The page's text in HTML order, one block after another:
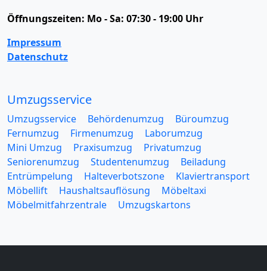
Öffnungszeiten: Mo - Sa: 07:30 - 19:00 Uhr
Impressum
Datenschutz
Umzugsservice
Umzugsservice Behördenumzug
Büroumzug
Fernumzug
Firmenumzug
Laborumzug
Mini Umzug
Praxisumzug
Privatumzug
Seniorenumzug
Studentenumzug
Beiladung
Entrümpelung
Halteverbotszone
Klaviertransport
Möbellift
Haushaltsauflösung
Möbeltaxi
Möbelmitfahrzentrale
Umzugskartons